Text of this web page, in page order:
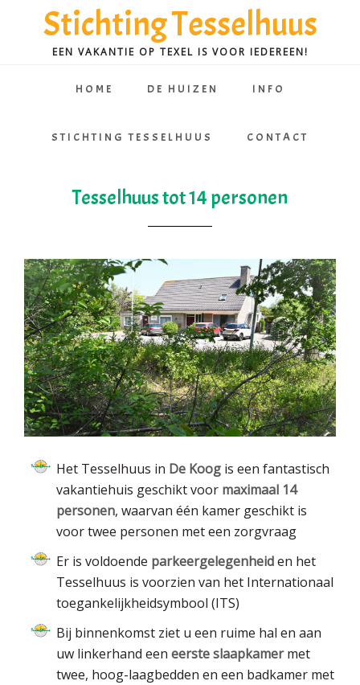
Stichting Tesselhuus
EEN VAKANTIE OP TEXEL IS VOOR IEDEREEN!
HOME DE HUIZEN INFO
STICHTING TESSELHUUS CONTACT
Tesselhuus tot 14 personen
Het Tesselhuus in De Koog is een fantastisch
vakantiehuis geschikt voor maximaal 14
personen, waarvan één kamer geschikt is
voor twee personen met een zorgvraag
Er is voldoende parkeergelegenheiden het
Tesselhuus is voorzien van het Internationaal
toegankelijkheidsymbool (ITS)
Bij binnenkomst ziet u een ruime hal en aan
uw linkerhand een eerste slaapkamermet
twee, hoog-laagbedden en een badkamer met